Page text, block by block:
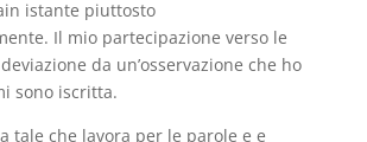
istante piuttosto
Il mio partecipazione verso le
da un’osservazione che ho
sono iscritta.
tale che lavora per le parole e e